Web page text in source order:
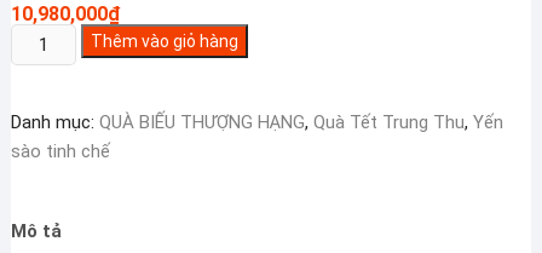
10,980,000₫
Hộp
Quà
Yến
Sào
Đông
Thêm vào giỏ hàng
Danh mục: QUÀ BIẾU THƯỢNG HẠNG, Quà Tết Trung Thu, Yến
sào tinh chế
Mô tả